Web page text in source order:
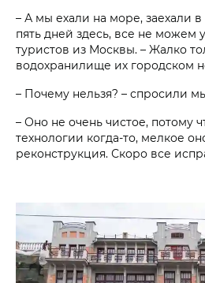
– А мы ехали на море, заехали
пять дней здесь, все не можем
туристов из Москвы. – Жалко
водохранилище их городском
– Почему нельзя? – спросили
– Оно не очень чистое, потому
технологии когда-то, мелкое
реконструкция. Скоро все